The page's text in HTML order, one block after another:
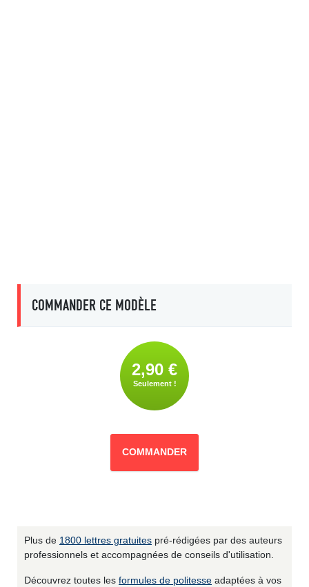
COMMANDER CE MODÈLE
2,90 €
Seulement !
COMMANDER
Plus de 1800 lettres gratuites pré-rédigées par des auteurs
professionnels et accompagnées de conseils d'utilisation.
Découvrez toutes les formules de politesse adaptées à vos